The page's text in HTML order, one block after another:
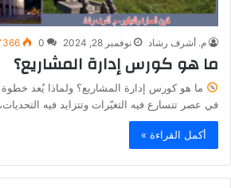
م. أشرف رشاد نوفمبر 28, 2024 0
ما هو كورس إدارة المشاريع؟
ما هو كورس إدارة المشاريع؟ ولماذا يُعد
في عصر تتسارع فيه التغيّرات وتتزايد فيه
أكمل القراءة »